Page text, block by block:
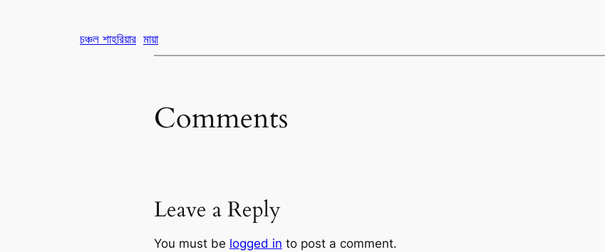
চঞ্চল শাহরিয়ার মায়া
Comments
Leave a Reply
You must be logged in to post a comment.